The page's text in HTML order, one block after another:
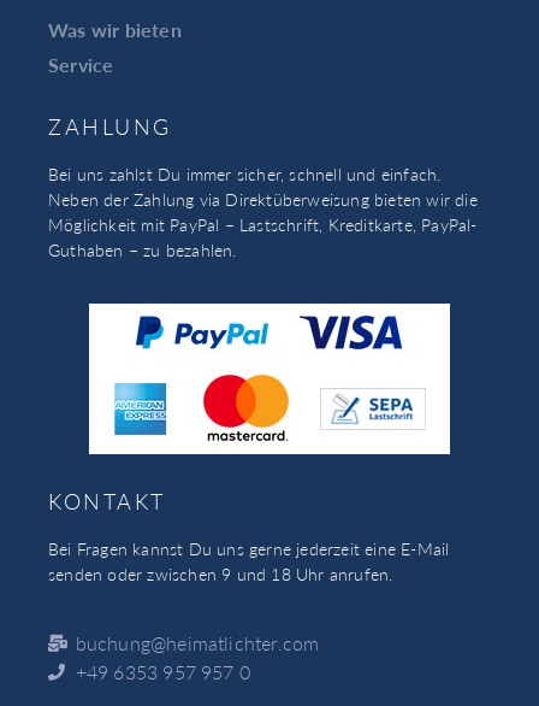
Was wir bieten
Service
ZAHLUNG
Bei uns zahlst Du immer sicher, schnell und einfach.
Neben der Zahlung via Direktüberweisung bieten wir die
Möglichkeit mit PayPal – Lastschrift, Kreditkarte, PayPal-
Guthaben – zu bezahlen.
KONTAKT
Bei Fragen kannst Du uns gerne jederzeit eine E-Mail
senden oder zwischen 9 und 18 Uhr anrufen.
buchung@heimatlichter.com
+49 6353 957 957 0